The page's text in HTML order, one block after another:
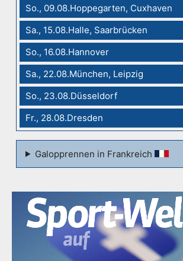
So., 09.08.Hoppegarten, Cuxhaven
Sa., 15.08.Halle, Saarbrücken
So., 16.08.Hannover
Sa., 22.08.München, Leipzig
So., 23.08.Düsseldorf
Fr., 28.08.Dresden
Galopprennen in Frankreich